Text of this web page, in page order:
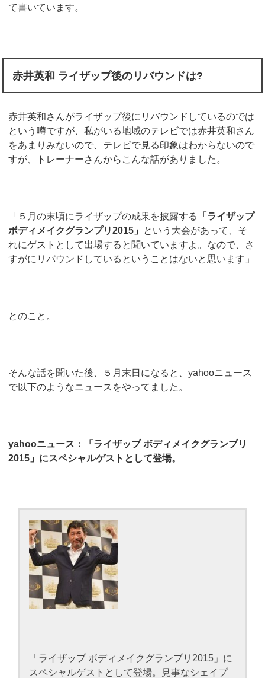
て書いています。
赤井英和 ライザップ後のリバウンドは?
赤井英和さんがライザップ後にリバウンドしているのでは
という噂ですが、私がいる地域のテレビでは赤井英和さん
をあまりみないので、テレビで見る印象はわからないので
すが、トレーナーさんからこんな話がありました。
「５月の末頃にライザップの成果を披露する
「ライザップ
ボディメイクグランプリ2015」 という大会があって、そ
れにゲストとして出場すると聞いていますよ。なので、さ
すがにリバウンドしているということはないと思います」
とのこと。
そんな話を聞いた後、５月末日になると、yahooニュース
で以下のようなニュースをやってました。
yahooニュース：「ライザップ ボディメイクグランプリ
2015」にスペシャルゲストとして登場。
「ライザップ ボディメイクグランプリ2015」に
スペシャルゲストとして登場。見事なシェイプ